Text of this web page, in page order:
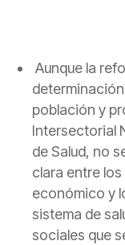
Aunque la
población y
Intersectorial
de Salud, no
clara entre
económico y
sistema de
sociales que